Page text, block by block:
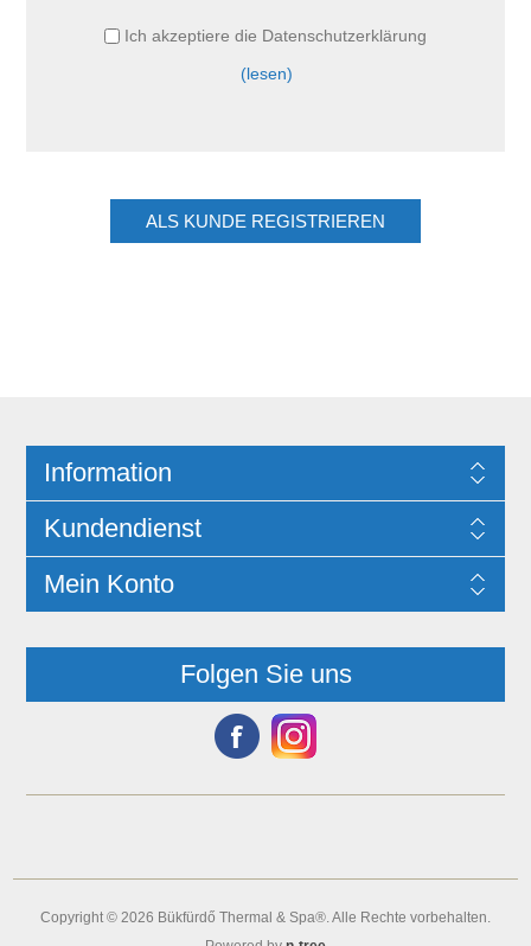
Ich akzeptiere die Datenschutzerklärung
(lesen)
Information
Kundendienst
Mein Konto
Folgen Sie uns
Copyright © 2026 Bükfürdő Thermal & Spa®. Alle Rechte vorbehalten.